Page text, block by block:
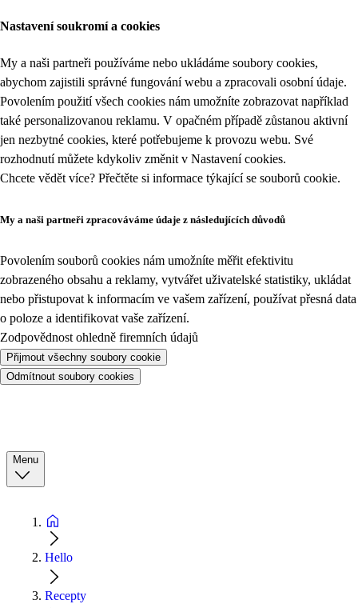
Nastavení soukromí a cookies
My a naši partneři používáme nebo ukládáme soubory cookies,
abychom zajistili správné fungování webu a zpracovali osobní údaje.
Povolením použití všech cookies nám umožníte zobrazovat například
také personalizovanou reklamu. V opačném případě zůstanou aktivní
jen nezbytné cookies, které potřebujeme k provozu webu. Své
rozhodnutí můžete kdykoliv změnit v Nastavení cookies.
Chcete vědět více? Přečtěte si informace týkající se souborů cookie.
My a naši partneři zpracováváme údaje z následujících důvodů
Povolením souborů cookies nám umožníte měřit efektivitu
zobrazeného obsahu a reklamy, vytvářet uživatelské statistiky, ukládat
nebo přistupovat k informacím ve vašem zařízení, používat přesná data
o poloze a identifikovat vaše zařízení.
Zodpovědnost ohledně firemních údajů
Přijmout všechny soubory cookie
Odmítnout soubory cookies
Menu
Hello
Recepty